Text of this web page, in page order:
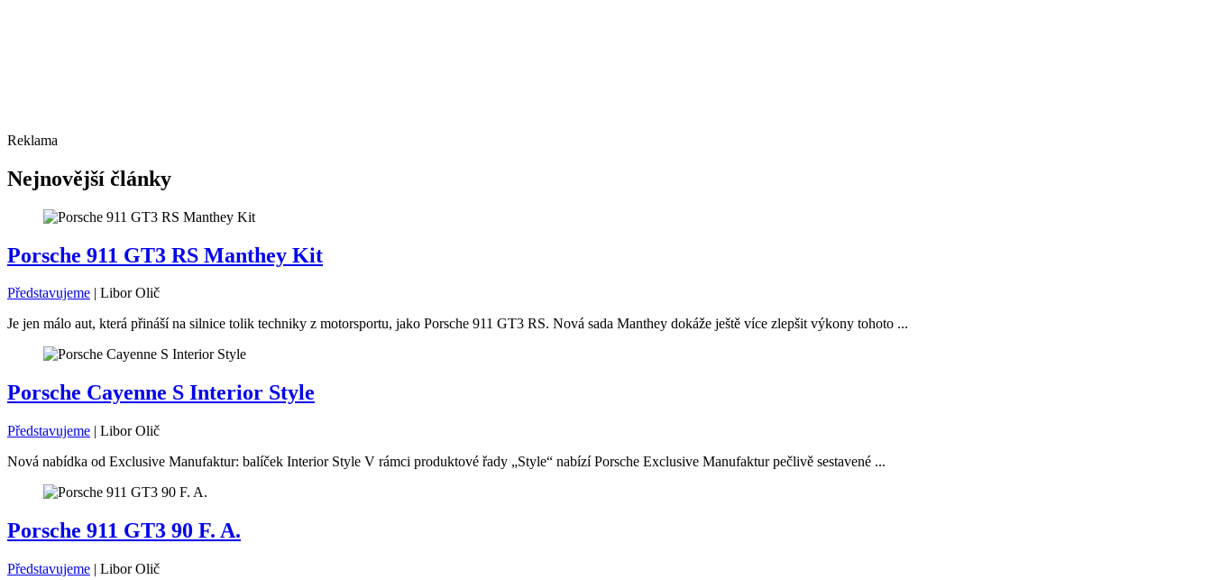
Reklama
Nejnovější články
Porsche 911 GT3 RS Manthey Kit
Představujeme | Libor Olič
Je jen málo aut, která přináší na silnice tolik techniky z motorsportu, jako Porsche 911 GT3 RS. Nová sada Manthey dokáže ještě více zlepšit výkony tohoto ...
Porsche Cayenne S Interior Style
Představujeme | Libor Olič
Nová nabídka od Exclusive Manufaktur: balíček Interior Style V rámci produktové řady „Style“ nabízí Porsche Exclusive Manufaktur pečlivě sestavené ...
Porsche 911 GT3 90 F. A.
Představujeme | Libor Olič